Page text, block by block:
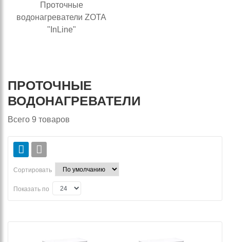
Проточные
водонагреватели ZOTA
"InLine"
ПРОТОЧНЫЕ
ВОДОНАГРЕВАТЕЛИ
Всего 9 товаров
Сортировать
Показать по